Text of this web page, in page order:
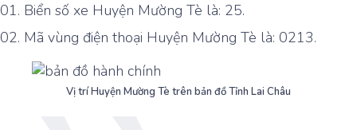
Biển số xe Huyện Mường Tè là: 25.
Mã vùng điện thoại Huyện Mường Tè là: 0213.
Vị trí Huyện Mường Tè trên bản đồ Tỉnh Lai Châu